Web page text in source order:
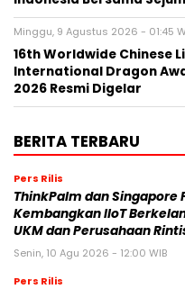
Minggu, 9 Agustus 2026 - 01:45
16th Worldwide Chinese
International Dragon
2026 Resmi Digelar
BERITA TERBARU
Pers Rilis
ThinkPalm dan Singapore
Kembangkan IIoT
UKM dan Perusahaan
Senin, 10 Agu 2026 - 12:00 WIB
Pers Rilis